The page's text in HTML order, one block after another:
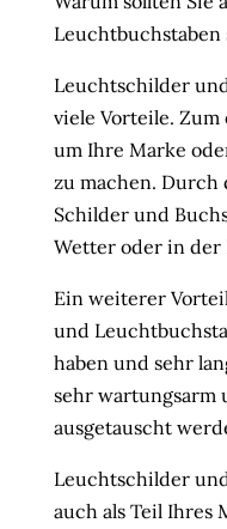
Leuchtbuchstaben
Leuchtschilder
viele Vorteile.
um Ihre Marke
zu machen. Durch
Schilder und
Wetter oder in der
Ein weiterer
und
haben und sehr
sehr wartungsarm
ausgetauscht
Leuchtschilder
auch als Teil Ihres